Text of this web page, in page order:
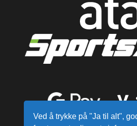
Ved å trykke på "Ja til alt",